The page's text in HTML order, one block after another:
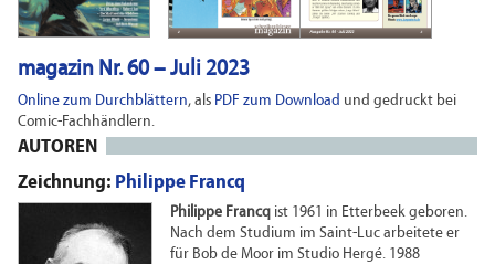
magazin Nr. 60 – Juli 2023
Online zum Durchblättern, als PDF zum Download und gedruckt bei
Comic-Fachhändlern.
AUTOREN
Zeichnung: Philippe Francq
Philippe Francq ist 1961 in Etterbeek geboren.
Nach dem Studium im Saint-Luc arbeitete er
für Bob de Moor im Studio Hergé. 1988